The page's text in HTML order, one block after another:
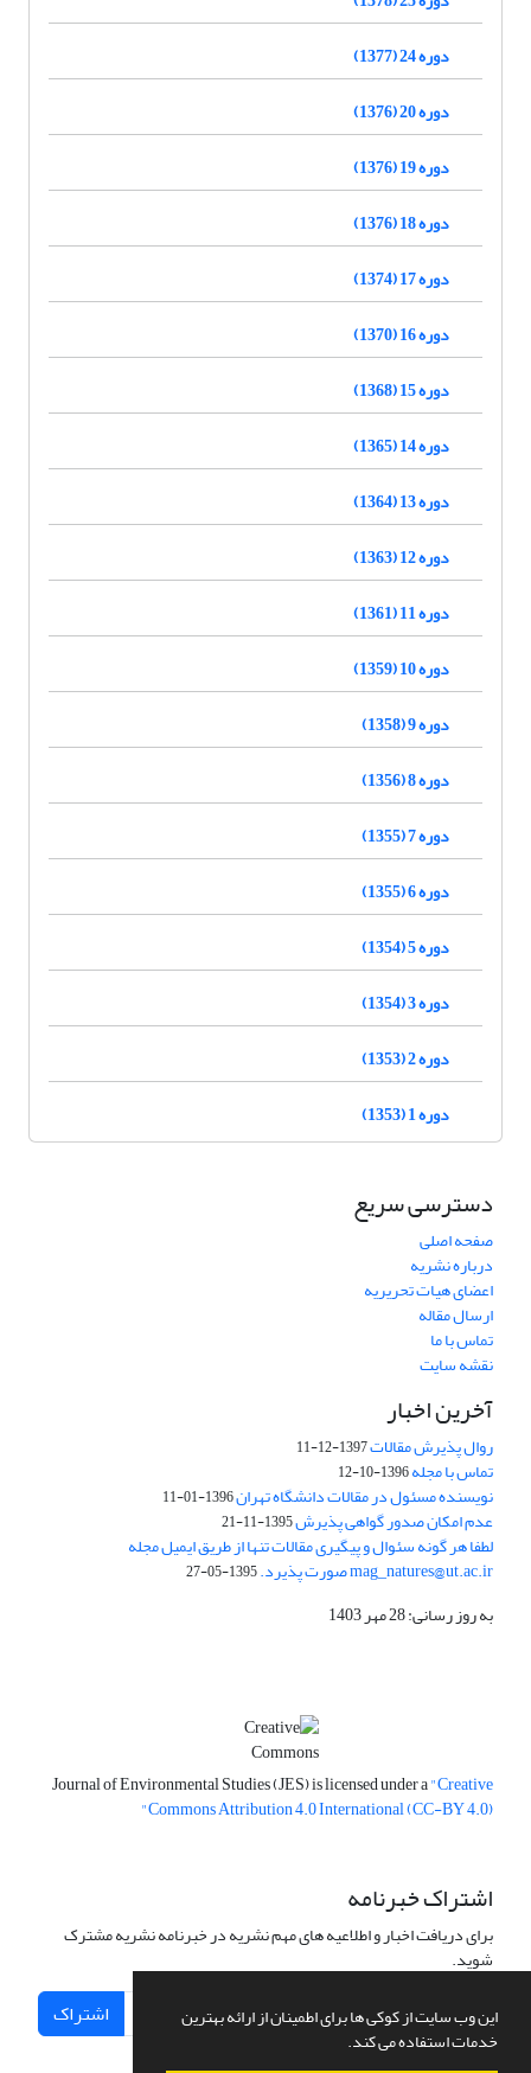
این وب سایت از کوکی ها برای اطمینان از ارائه بهترین
خدمات استفاده می کند.
دوره 24 (1377)
دوره 20 (1376)
دوره 19 (1376)
دوره 18 (1376)
دوره 17 (1374)
دوره 16 (1370)
دوره 15 (1368)
دوره 14 (1365)
دوره 13 (1364)
دوره 12 (1363)
دوره 11 (1361)
دوره 10 (1359)
دوره 9 (1358)
دوره 8 (1356)
دوره 7 (1355)
دوره 6 (1355)
دوره 5 (1354)
دوره 3 (1354)
دوره 2 (1353)
دوره 1 (1353)
دسترسی سریع
صفحه اصلی
درباره نشریه
اعضای هیات تحریریه
ارسال مقاله
تماس با ما
نقشه سایت
آخرین اخبار
روال پذیرش مقالات1397-12-11
تماس با مجله1396-10-12
نویسنده مسئول در مقالات دانشگاه تهران1396-01-11
عدم امکان صدور گواهی پذیرش1395-11-21
لطفا هر گونه سئوال و پیگیری مقالات تنها از طریق ایمیل مجله
mag_natures@ut.ac.ir صورت پذیرد. 1395-05-27
به روز رسانی: 28 مهر 1403
Journal of Environmental Studies (JES) is licensed under a"Creative
Commons Attribution 4.0 International (CC-BY 4.0)"
اشتراک خبرنامه
برای دریافت اخبار و اطلاعیه های مهم نشریه در خبرنامه نشریه مشترک
شوید.
اشتراک